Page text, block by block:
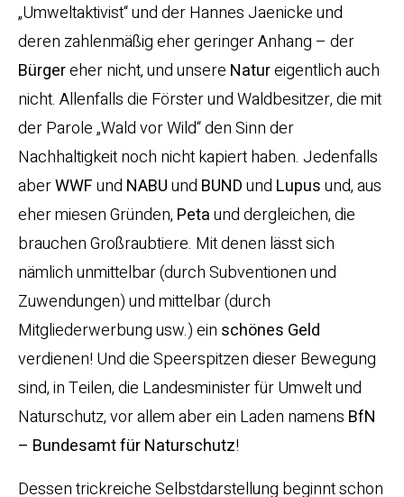
„Umweltaktivist“ und der Hannes Jaenicke und
deren zahlenmäßig eher geringer Anhang – der
Bürgereher nicht, und unsere Natureigentlich auch
nicht. Allenfalls die Förster und Waldbesitzer, die mit
der Parole „Wald vor Wild“ den Sinn der
Nachhaltigkeit noch nicht kapiert haben. Jedenfalls
aberWWFund NABUund BUNDund Lupusund, aus
eher miesen Gründen, Petaund dergleichen, die
brauchen Großraubtiere. Mit denen lässt sich
nämlich unmittelbar (durch Subventionen und
Zuwendungen) und mittelbar (durch
Mitgliederwerbung usw.) ein schönes Geld
verdienen! Und die Speerspitzen dieser Bewegung
sind, in Teilen, die Landesminister für Umwelt und
Naturschutz, vor allem aber ein Laden namens BfN
– Bundesamt für Naturschutz!
Dessen trickreiche Selbstdarstellung beginnt schon